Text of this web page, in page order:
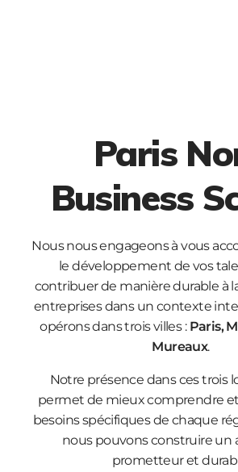
Paris
Business
Nous nous engageons à vous
le développement de vos
contribuer de manière durable à
entreprises dans un contexte
opérons dans trois villes : Paris,
Mureaux.
Notre présence dans ces trois
permet de mieux comprendre
besoins spécifiques de chaque
nous pouvons construire un
prometteur et